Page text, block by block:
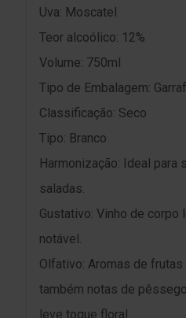
Uva: Moscatel
Teor alcoólico: 12%
Volume: 750ml
Tipo de Embalagem:
Classificação: Seco
Tipo: Branco
Harmonização: Ideal para
saladas.
Gustativo: Vinho de corpo
notável.
Olfativo: Aromas de
também notas de
leve toque floral.